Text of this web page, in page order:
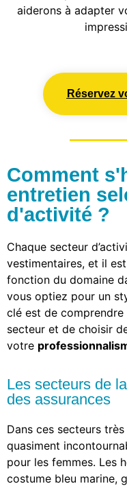
aiderons à adapter
Réservez
Comment
entretien
d'activité ?
Chaque secteur
vestimentaires, et il
fonction du domaine
vous optiez pour un
clé est de
secteur et de choisir
votre
Les secteurs de
des assurances
Dans ces secteurs
quasiment
pour les femmes. Les
costume bleu marine,